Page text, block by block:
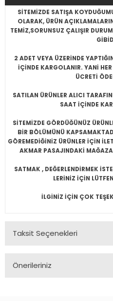
SİTEMİZDE SATIŞA
OLARAK, ÜRÜN
TEMİZ,SORUNSUZ ÇALIŞIR
2 ADET VEYA ÜZERİNDE
İÇİNDE KARGOLANIR. YANİ
ÜCRETİ
SATILAN ÜRÜNLER ALICI
SAAT İÇİNDE
SİTEMİZDE GÖRDÜĞÜNÜZ
BİR BÖLÜMÜNÜ
GÖREMEDİĞİNİZ ÜRÜNLER İÇİN
AKMAR PASAJINDAKİ
SATMAK , DEĞERLENDİRMEK
LERİNİZ İÇİN
İLGİNİZ İÇİN ÇOK
Taksit Seçenekleri
Önerileriniz